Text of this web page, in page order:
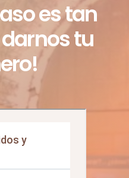
CONTIGO
es tan
tu